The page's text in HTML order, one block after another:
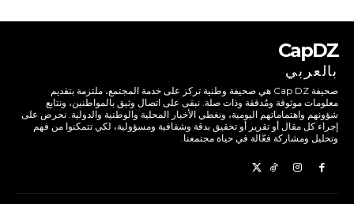
CapDZ
بالعربي
صحيفة Cap DZ هي صحيفة وطنية تركز على خدمة المجتمع، ملتزمة بتقديم
معلومات موثوقة ومُدققة وذات صلة. نبقى على اتصال وثيق بالمواطنين، ونتابع
شؤونهم واهتماماتهم اليومية، ونغطي الأخبار المحلية والوطنية والدولية. نحرص على
إجراء كل مقال أو تقرير أو تحقيق بدقة وشفافية ومسؤولية، لكي تتمكنوا من فهم
وتحليل ومشاركة فعّالة في حياة مجتمعنا.